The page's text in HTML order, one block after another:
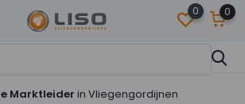
0 0
Marktleider in Vliegengordijnen